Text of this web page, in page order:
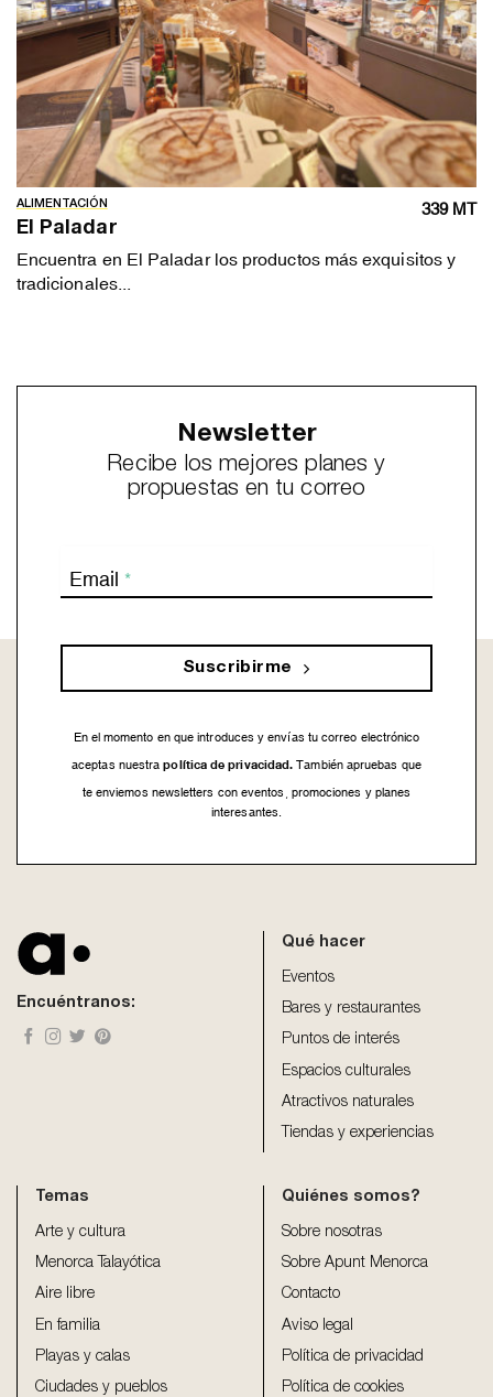
ALIMENTACIÓN 339 MT
El Paladar
Encuentra en El Paladar los productos más exquisitos y
tradicionales...
Newsletter
Recibe los mejores planes y
propuestas en tu correo
Email *
Suscribirme
En el momento en que introduces y envías tu correo electrónico
aceptas nuestra política de privacidad. También apruebas que
te enviemos newsletters con eventos, promociones y planes
interesantes.
left
Encuéntranos:
Qué hacer
Eventos
Bares y restaurantes
Puntos de interés
Espacios culturales
Atractivos naturales
Tiendas y experiencias
Temas
Arte y cultura
Menorca Talayótica
Aire libre
En familia
Playas y calas
Ciudades y pueblos
Quiénes somos?
Sobre nosotras
Sobre Apunt Menorca
Contacto
Aviso legal
Política de privacidad
Política de cookies